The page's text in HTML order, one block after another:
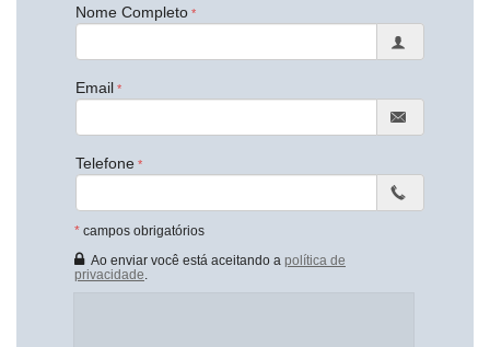
Cozinha
Cozinha Americana
Suíte Standard
Sala de Jogos
Salão de Festas
Espaço Fitness
Medidores Individuais
Portão Eletrônico
Nome Completo
Email
Telefone
* campos obrigatórios
Ao enviar você está aceitando a política de
privacidade